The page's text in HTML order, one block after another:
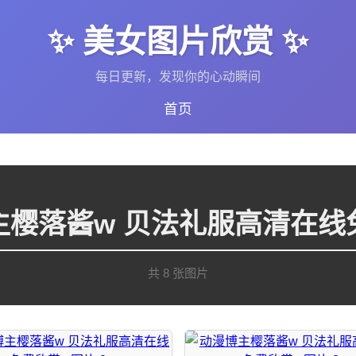
✨ 美女图片欣赏 ✨
每日更新，发现你的心动瞬间
首页
樱落酱w 贝法礼服高清在线
共 8 张图片